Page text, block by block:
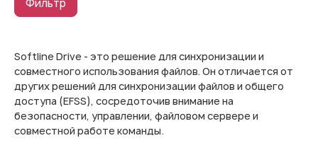
Softline Drive - это решение для синхронизации и
совместного использования файлов. Он отличается от
других решений для синхронизации файлов и общего
доступа (EFSS), сосредоточив внимание на
безопасности, управлении, файловом сервере и
совместной работе команды.